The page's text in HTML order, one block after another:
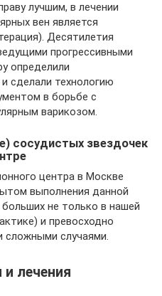
лучшим, в лечении
вен является
Десятилетия
прогрессивными
определили
сделали технологию
в борьбе с
варикозом.
сосудистых звездочек
центра в Москве
выполнения данной
не только в нашей
и превосходно
случаями.
лечения